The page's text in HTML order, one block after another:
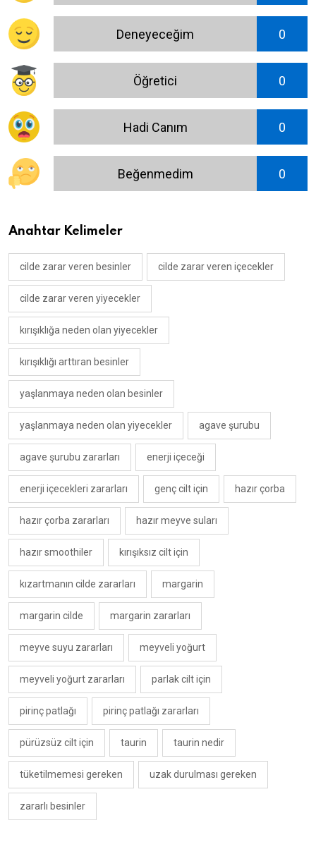
Deneyeceğim 0
Öğretici 0
Hadi Canım 0
Beğenmedim 0
Anahtar Kelimeler
cilde zarar veren besinler cilde zarar veren içecekler
cilde zarar veren yiyecekler
kırışıklığa neden olan yiyecekler
kırışıklığı arttıran besinler
yaşlanmaya neden olan besinler
yaşlanmaya neden olan yiyecekler agave şurubu
agave şurubu zararları enerji içeceği
enerji içecekleri zararları genç cilt için hazır çorba
hazır çorba zararları hazır meyve suları
hazır smoothiler kırışıksız cilt için
kızartmanın cilde zararları margarin
margarin cilde margarin zararları
meyve suyu zararları meyveli yoğurt
meyveli yoğurt zararları parlak cilt için
pirinç patlağı pirinç patlağı zararları
pürüzsüz cilt için taurin taurin nedir
tüketilmemesi gereken uzak durulması gereken
zararlı besinler